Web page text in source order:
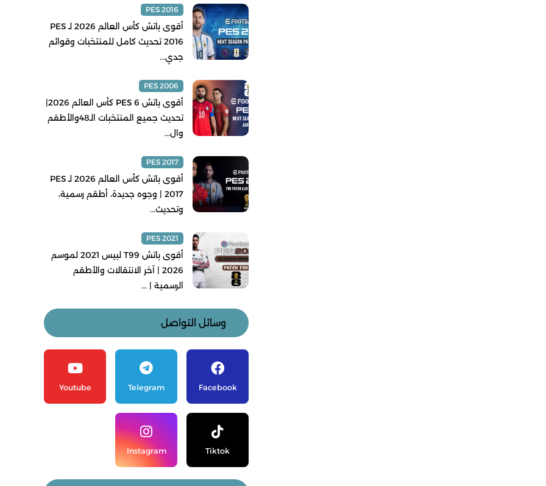
PES 2016
أقوى باتش كأس العالم 2026 لـ PES
2016 تحديث كامل للمنتخبات وقوائم
جدي...
PES 2006
تحديث جميع المنتخبات الـ48والأطقم
وال...
PES 2017
أقوى باتش كأس العالم 2026 لـ PES
2017 | وجوه جديدة، أطقم رسمية،
وتحديث...
PES 2021
أقوى باتش T99 لبيس 2021 لموسم
2026 | آخر الانتقالات والأطقم
الرسمية | ...
وسائل التواصل
Facebook
Telegram
Youtube
Tiktok
Instagram